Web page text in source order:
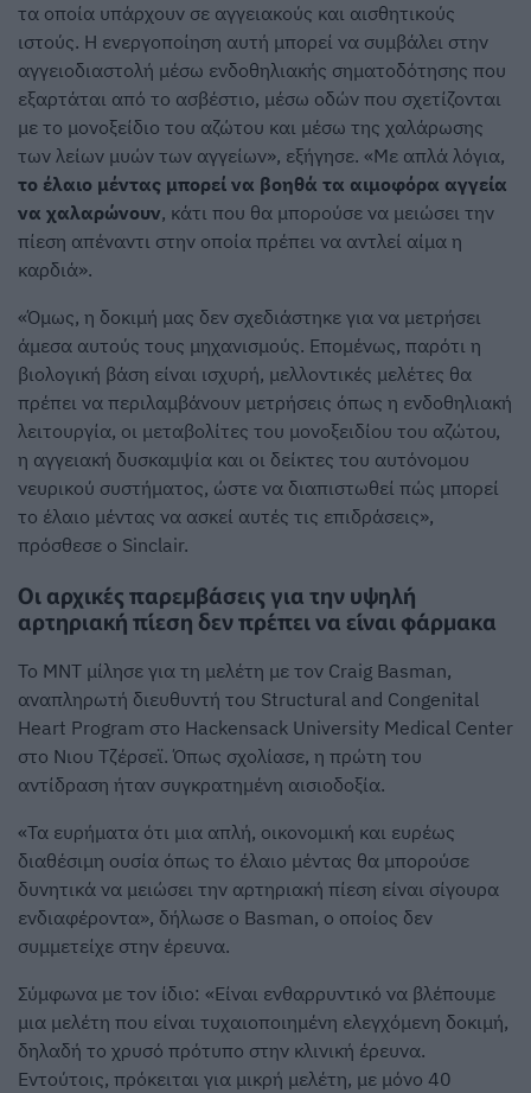
τα οποία υπάρχουν σε αγγειακούς και αισθητικούς
ιστούς. Η ενεργοποίηση αυτή μπορεί να συμβάλει στην
αγγειοδιαστολή μέσω ενδοθηλιακής σηματοδότησης που
εξαρτάται από το ασβέστιο, μέσω οδών που σχετίζονται
με το μονοξείδιο του αζώτου και μέσω της χαλάρωσης
των λείων μυών των αγγείων», εξήγησε. «Με απλά λόγια,
το έλαιο μέντας μπορεί να βοηθά τα αιμοφόρα αγγεία
να χαλαρώνουν, κάτι που θα μπορούσε να μειώσει την
πίεση απέναντι στην οποία πρέπει να αντλεί αίμα η
καρδιά».
«Όμως, η δοκιμή μας δεν σχεδιάστηκε για να μετρήσει
άμεσα αυτούς τους μηχανισμούς. Επομένως, παρότι η
βιολογική βάση είναι ισχυρή, μελλοντικές μελέτες θα
πρέπει να περιλαμβάνουν μετρήσεις όπως η ενδοθηλιακή
λειτουργία, οι μεταβολίτες του μονοξειδίου του αζώτου,
η αγγειακή δυσκαμψία και οι δείκτες του αυτόνομου
νευρικού συστήματος, ώστε να διαπιστωθεί πώς μπορεί
το έλαιο μέντας να ασκεί αυτές τις επιδράσεις»,
πρόσθεσε ο Sinclair.
Οι αρχικές παρεμβάσεις για την υψηλή
αρτηριακή πίεση δεν πρέπει να είναι φάρμακα
Το MNT μίλησε για τη μελέτη με τον Craig Basman,
αναπληρωτή διευθυντή του Structural and Congenital
Heart Program στο Hackensack University Medical Center
στο Νιου Τζέρσεϊ. Όπως σχολίασε, η πρώτη του
αντίδραση ήταν συγκρατημένη αισιοδοξία.
«Τα ευρήματα ότι μια απλή, οικονομική και ευρέως
διαθέσιμη ουσία όπως το έλαιο μέντας θα μπορούσε
δυνητικά να μειώσει την αρτηριακή πίεση είναι σίγουρα
ενδιαφέροντα», δήλωσε ο Basman, ο οποίος δεν
συμμετείχε στην έρευνα.
Σύμφωνα με τον ίδιο: «Είναι ενθαρρυντικό να βλέπουμε
μια μελέτη που είναι τυχαιοποιημένη ελεγχόμενη δοκιμή,
δηλαδή το χρυσό πρότυπο στην κλινική έρευνα.
Εντούτοις, πρόκειται για μικρή μελέτη, με μόνο 40